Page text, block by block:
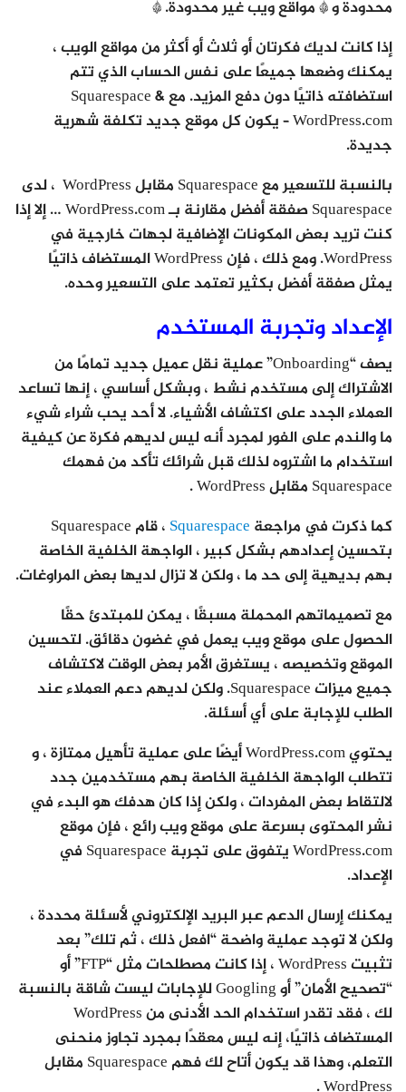
محدودة و * مواقع ويب غير محدودة. *
إذا كانت لديك فكرتان أو ثلاث أو أكثر من مواقع الويب ،
يمكنك وضعها جميعًا على نفس الحساب الذي تتم
استضافته ذاتيًا دون دفع المزيد. مع Squarespace &
WordPress.com – يكون كل موقع جديد تكلفة شهرية
جديدة.
بالنسبة للتسعير مع Squarespace مقابل WordPress ، لدى
Squarespace صفقة أفضل مقارنة بـ WordPress.com … إلا إذا
كنت تريد بعض المكونات الإضافية لجهات خارجية في
WordPress. ومع ذلك ، فإن WordPress المستضاف ذاتيًا
يمثل صفقة أفضل بكثير تعتمد على التسعير وحده.
الإعداد وتجربة المستخدم
يصف “Onboarding” عملية نقل عميل جديد تمامًا من
الاشتراك إلى مستخدم نشط ، وبشكل أساسي ، إنها تساعد
العملاء الجدد على اكتشاف الأشياء. لا أحد يحب شراء شيء
ما والندم على الفور لمجرد أنه ليس لديهم فكرة عن كيفية
استخدام ما اشتروه لذلك قبل شرائك تأكد من فهمك
Squarespace مقابل WordPress .
كما ذكرت في مراجعة Squarespace
، قام Squarespace
بتحسين إعدادهم بشكل كبير ، الواجهة الخلفية الخاصة
بهم بديهية إلى حد ما ، ولكن لا تزال لديها بعض المراوغات.
مع تصميماتهم المحملة مسبقًا ، يمكن للمبتدئ حقًا
الحصول على موقع ويب يعمل في غضون دقائق. لتحسين
الموقع وتخصيصه ، يستغرق الأمر بعض الوقت لاكتشاف
جميع ميزات Squarespace. ولكن لديهم دعم العملاء عند
الطلب للإجابة على أي أسئلة.
يحتوي WordPress.com أيضًا على عملية تأهيل ممتازة ، و
تتطلب الواجهة الخلفية الخاصة بهم مستخدمين جدد
لالتقاط بعض المفردات ، ولكن إذا كان هدفك هو البدء في
نشر المحتوى بسرعة على موقع ويب رائع ، فإن موقع
WordPress.com يتفوق على تجربة Squarespace في
الإعداد.
يمكنك إرسال الدعم عبر البريد الإلكتروني لأسئلة محددة ،
ولكن لا توجد عملية واضحة “افعل ذلك ، ثم تلك” بعد
تثبيت WordPress ، إذا كانت مصطلحات مثل “FTP” أو
“تصحيح الأمان” أو Googling للإجابات ليست شاقة بالنسبة
لك ، فقد تقدر استخدام الحد الأدنى من WordPress
المستضاف ذاتيًا، إنه ليس معقدًا بمجرد تجاوز منحنى
التعلم، وهذا قد يكون أتاح لك فهم Squarespace مقابل